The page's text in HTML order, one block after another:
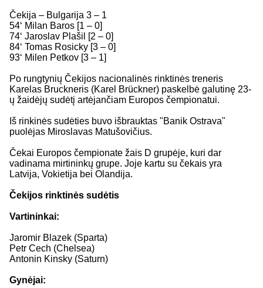
Čekija – Bulgarija 3 – 1
54‘ Milan Baros [1 – 0]
74‘ Jaroslav Plašil [2 – 0]
84‘ Tomas Rosicky [3 – 0]
93‘ Milen Petkov [3 – 1]
Po rungtynių Čekijos nacionalinės rinktinės treneris
Karelas Bruckneris (Karel Brückner) paskelbė galutinę 23-
ų žaidėjų sudėtį artėjančiam Europos čempionatui.
Iš rinkinės sudėties buvo išbrauktas "Banik Ostrava"
puolėjas Miroslavas Matušovičius.
Čekai Europos čempionate žais D grupėje, kuri dar
vadinama mirtininkų grupe. Joje kartu su čekais yra
Latvija, Vokietija bei Olandija.
Čekijos rinktinės sudėtis
Vartininkai:
Jaromir Blazek (Sparta)
Petr Cech (Chelsea)
Antonin Kinsky (Saturn)
Gynėjai: